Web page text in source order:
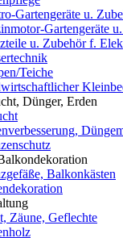
Gartengeräte u.
Gartengeräte
u. Zubehör f. Elek
Teiche
Dünger, Erden
Balkonkästen
Zäune, Geflechte